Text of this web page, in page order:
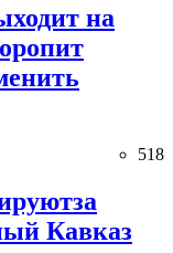
на
518
Кавказ